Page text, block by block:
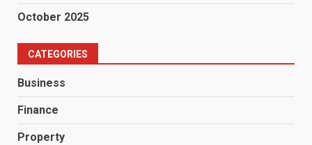
October 2025
CATEGORIES
Business
Finance
Property